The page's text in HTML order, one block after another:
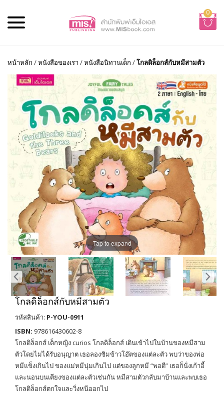
0
หน้าหลัก /หนังสือของเรา /หนังสือนิทานเด็ก /โกลดิล็อกส์กับหมีสามตัว
Tap to expand
โกลดิล็อกส์กับหมีสามตัว
รหัสสินค้า: P-YOU-0911
ISBN: 978616430602-8
โกลดิล็อกส์ เด็กหญิง curios โกลดิล็อกส์ เดินเข้าไปในบ้านของหมีสาม
ตัวโดยไม่ได้รับอนุญาต เธอลองชิมข้าวโอ๊ตของแต่ละตัว พบว่าของพ่อ
หมีแข็งเกินไป ของแม่หมีนุ่มเกินไป แต่ของลูกหมี “พอดี” เธอก็นั่งเก้าอี้
และนอนบนเตียงของแต่ละตัวเช่นกัน หมีสามตัวกลับมาบ้านและพบเธอ
โกลดิล็อกส์ตกใจและวิ่งหนีออกไป